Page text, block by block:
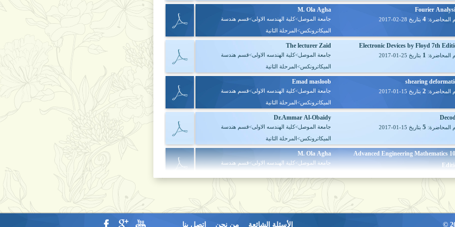
Fourier
المحاضرة: 4بتاريخ 2017-02-28
M. Ola Agha
جامعة الموصل>كلية الهندسه الاولى>قسم هندسة
الميكاترونكس>المرحلة الثانية
Electronic Devices by Floyd 7th
المحاضرة: 1 بتاريخ 2017-01-25
The lecturer Zaid
جامعة الموصل>كلية الهندسه الاولى>قسم هندسة
الميكاترونكس>المرحلة الثانية
shearing
المحاضرة: 2بتاريخ 2017-01-15
Emad masloob
جامعة الموصل>كلية الهندسه الاولى>قسم هندسة
الميكاترونكس>المرحلة الثانية
المحاضرة: 5بتاريخ 2017-01-15
Dr.Ammar Al-Obaidy
جامعة الموصل>كلية الهندسه الاولى>قسم هندسة
الميكاترونكس>المرحلة الثانية
Advanced Engineering Mathematics
M. Ola Agha
جامعة الموصل>كلية الهندسه الاولى>قسم هندسة
M. Ola Agha
الميكاترونكس>المرحلة الثانية
الأسئلة الشائعة من نحن اتصل بنا